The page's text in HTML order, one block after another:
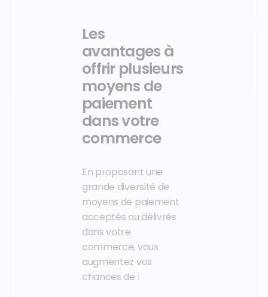
Les
avantages à
offrir plusieurs
moyens de
paiement
dans votre
commerce
En proposant une
grande diversité de
moyens de paiement
acceptés ou délivrés
dans votre
commerce, vous
augmentez vos
chances de :